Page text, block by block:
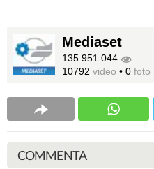
Mediaset
135.951.044
10792 video • 0 foto
COMMENTA